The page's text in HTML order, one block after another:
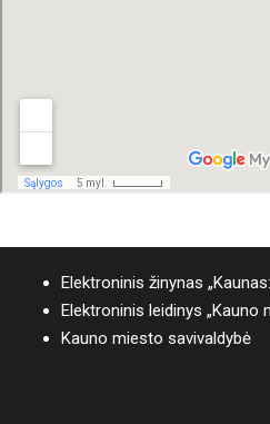
Elektroninis žinynas
Elektroninis leidinys „Kauno
Kauno miesto savivaldybė